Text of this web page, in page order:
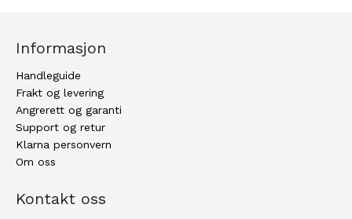
Informasjon
Handleguide
Frakt og levering
Angrerett og garanti
Support og retur
Klarna personvern
Om oss
Kontakt oss